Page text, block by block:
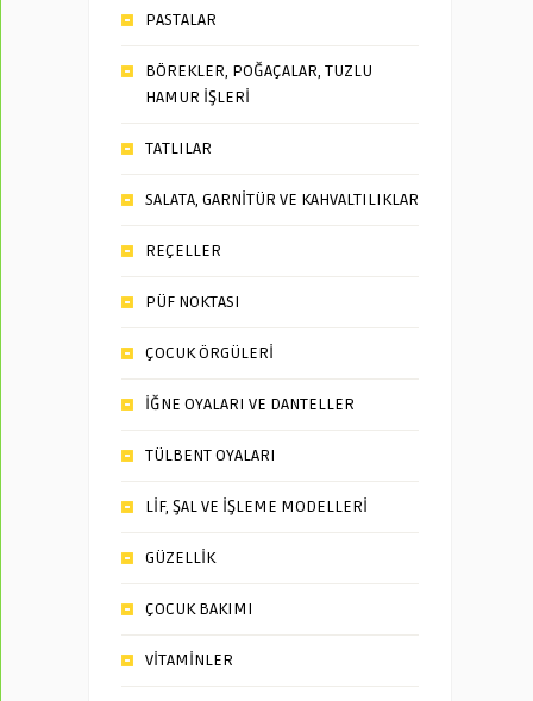
PASTALAR
BÖREKLER, POĞAÇALAR, TUZLU
HAMUR İŞLERİ
TATLILAR
SALATA, GARNİTÜR VE KAHVALTILIKLAR
REÇELLER
PÜF NOKTASI
ÇOCUK ÖRGÜLERİ
İĞNE OYALARI VE DANTELLER
TÜLBENT OYALARI
LİF, ŞAL VE İŞLEME MODELLERİ
GÜZELLİK
ÇOCUK BAKIMI
VİTAMİNLER